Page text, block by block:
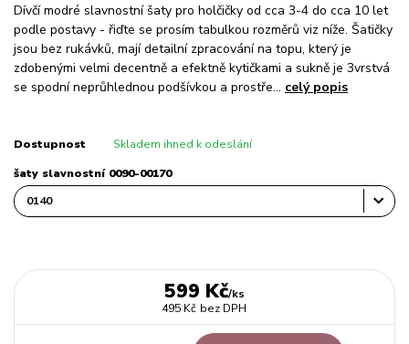
Dívčí modré slavnostní šaty pro holčičky od cca 3-4 do cca 10 let
podle postavy - řiďte se prosím tabulkou rozměrů viz níže. Šatičky
jsou bez rukávků, mají detailní zpracování na topu, který je
zdobenými velmi decentně a efektně kytičkami a sukně je 3vrstvá
se spodní neprůhlednou podšívkou a prostře... celý popis
Dostupnost Skladem ihned k odeslání
šaty slavnostní 0090-00170
599 Kč/ks
495 Kč bez DPH